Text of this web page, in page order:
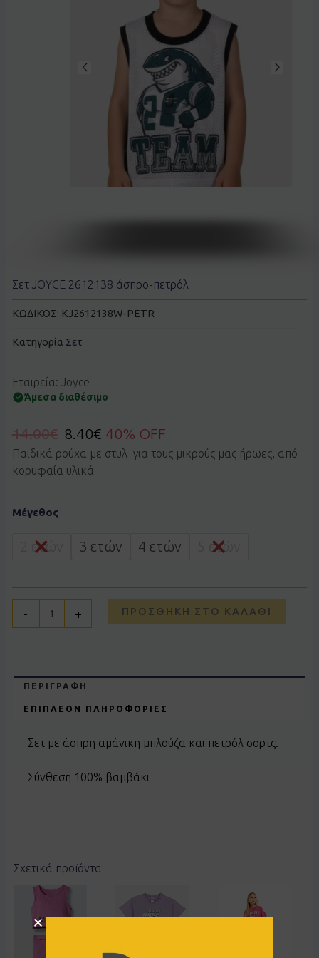
Σετ JOYCE 2612138 άσπρο-πετρόλ
ΚΩΔΙΚΟΣ: KJ2612138W-PETR
Κατηγορία Σετ
Εταιρεία: Joyce
Άμεσα διαθέσιμο
14.00€ 8.40€ 40% OFF
Παιδικά ρούχα με στυλ για τους μικρούς μας ήρωες, από
κορυφαία υλικά
Μέγεθος
2 ετών 3 ετών 4 ετών 5 ετών
-
JOYCE
άσπρο-
πετρόλ
+ ΠΡΟΣΘΉΚΗ ΣΤΟ ΚΑΛΆΘΙ
ΠΕΡΙΓΡΑΦΉ
ΕΠΙΠΛΈΟΝ ΠΛΗΡΟΦΟΡΊΕΣ
Σετ με άσπρη αμάνικη μπλούζα και πετρόλ σορτς.
Σύνθεση 100% βαμβάκι
Σχετικά προϊόντα